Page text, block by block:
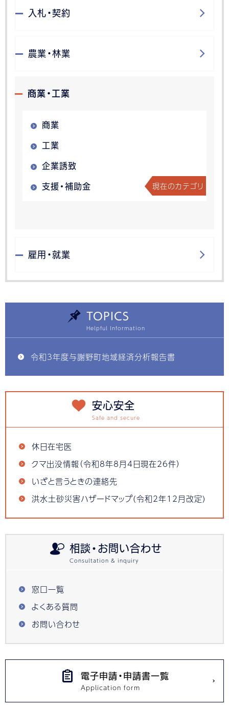
入札・契約
農業・林業
商業・工業
商業
工業
企業誘致
支援・補助金 現在のカテゴリ
雇用・就業
TOPICS
令和3年度与謝野町地域経済分析報告書
安心安全
休日在宅医
クマ出没情報（令和8年8月4日現在26件）
いざと言うときの連絡先
洪水土砂災害ハザードマップ(令和2年12月改定)
相談・お問い合わせ
窓口一覧
よくある質問
お問い合わせ
電子申請・申請書一覧